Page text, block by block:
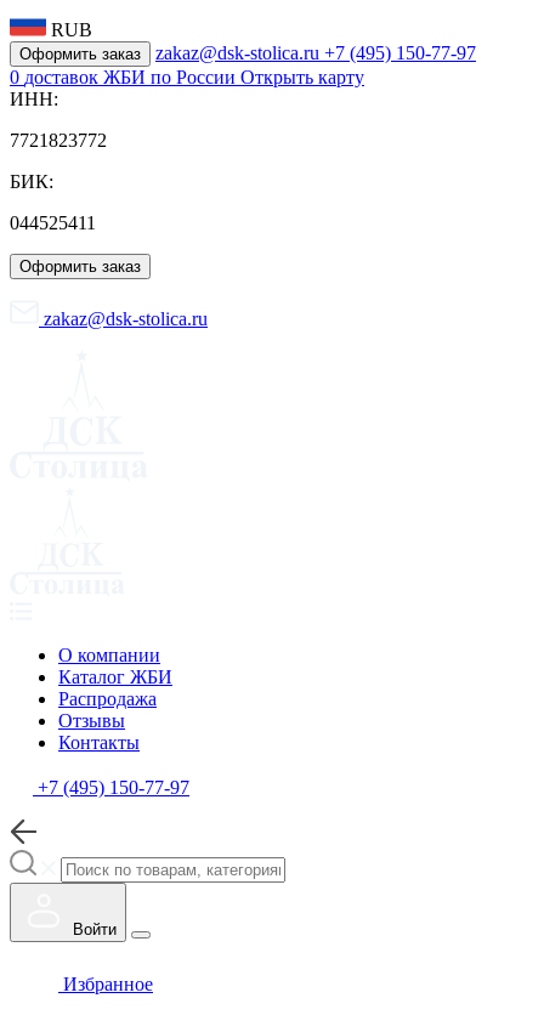
RUB
Оформить заказ zakaz@dsk-stolica.ru +7 (495) 150-77-97
0 доставок ЖБИ по России Открыть карту
ИНН:
7721823772
БИК:
044525411
Оформить заказ
zakaz@dsk-stolica.ru
О компании
Каталог ЖБИ
Распродажа
Отзывы
Контакты
+7 (495) 150-77-97
Войти
Избранное